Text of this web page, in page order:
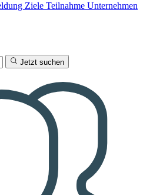
Ziele Teilnahme Unternehmen
Jetzt suchen